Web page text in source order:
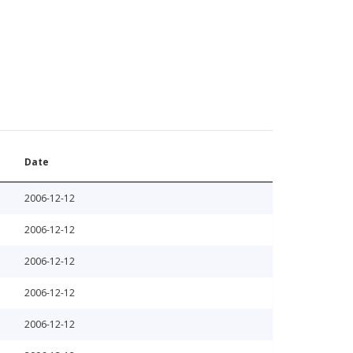
Date
2006-12-12
2006-12-12
2006-12-12
2006-12-12
2006-12-12